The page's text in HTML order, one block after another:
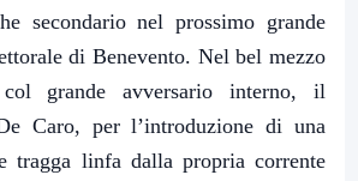
secondario nel prossimo grande
di Benevento. Nel bel mezzo
grande avversario interno, il
Caro, per l’introduzione di una
tragga linfa dalla propria corrente